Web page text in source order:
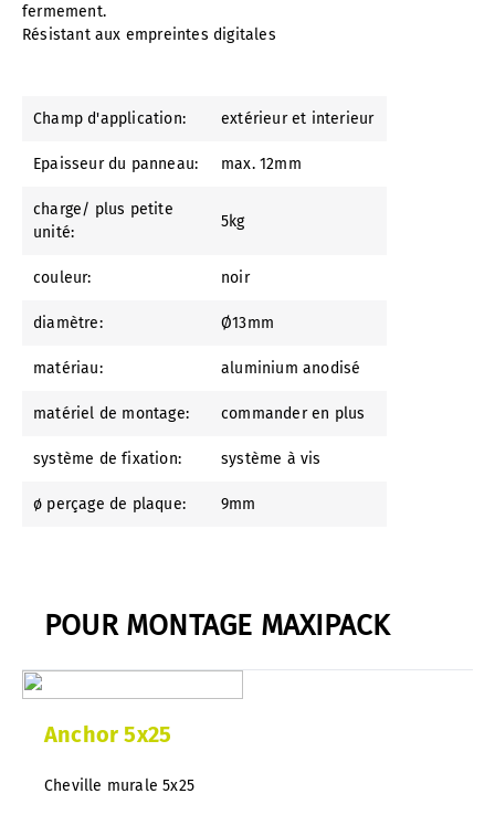
fermement.
Résistant aux empreintes digitales
Champ d'application: extérieur et interieur
Epaisseur du panneau: max. 12mm
charge/ plus petite
unité:
5kg
couleur: noir
diamètre: Ø13mm
matériau: aluminium anodisé
matériel de montage: commander en plus
système de fixation: système à vis
ø perçage de plaque: 9mm
POUR MONTAGE MAXIPACK
Anchor 5x25
Cheville murale 5x25